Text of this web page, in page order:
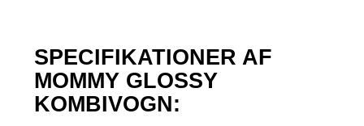
SPECIFIKATIONER AF
MOMMY GLOSSY
KOMBIVOGN: